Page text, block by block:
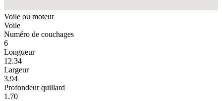
Voile ou moteur
Voile
Numéro de couchages
6
Longueur
12.34
Largeur
3.94
Profondeur quillard
1.70